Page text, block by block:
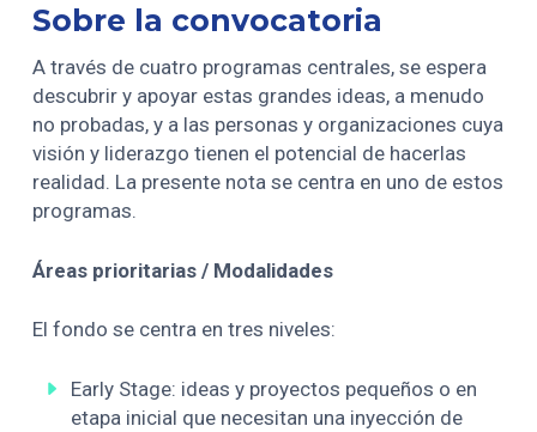
Sobre la convocatoria
A través de cuatro programas centrales, se espera
descubrir y apoyar estas grandes ideas, a menudo
no probadas, y a las personas y organizaciones cuya
visión y liderazgo tienen el potencial de hacerlas
realidad. La presente nota se centra en uno de estos
programas.
Áreas prioritarias / Modalidades
El fondo se centra en tres niveles:
Early Stage: ideas y proyectos pequeños o en
etapa inicial que necesitan una inyección de